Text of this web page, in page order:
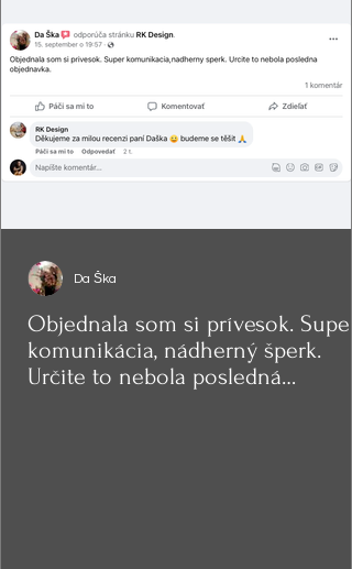
Objednala som si prívesok. Super
komunikácia, nádherný šperk.
Určite to nebola posledná
Da Ška